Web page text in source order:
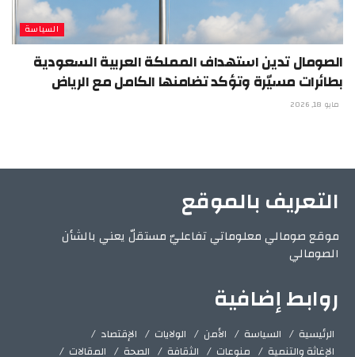
السياسة
الصومال تدين استهداف المملكة العربية السعودية
بطائرات مسيّرة وتؤكد تضامنها الكامل مع الرياض
مايو 18, 2026
التعريف بالموقع
موقع صومالي معلوماتي تفاعليّ مستقلّ يعني بالشأن
الصومالي
روابط إضافية
الرئيسية السياسة الأمن الولايات
الإقتصاد
الإغاثة والتنمية
منوعات الثقافة الصحة المقالات